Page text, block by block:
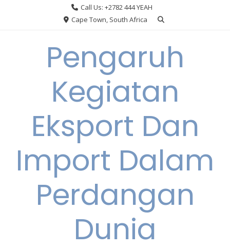
Call Us: +2782 444 YEAH
Cape Town, South Africa
Pengaruh
Kegiatan
Eksport Dan
Import Dalam
Perdangan
Dunia